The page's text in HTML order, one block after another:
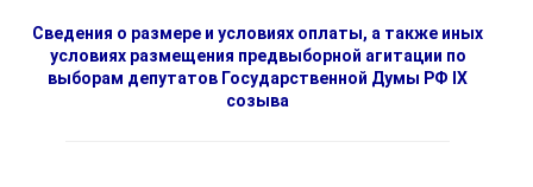
Сведения о размере и условиях оплаты, а также иных
условиях размещения предвыборной агитации по
выборам депутатов Государственной Думы РФ IX
созыва